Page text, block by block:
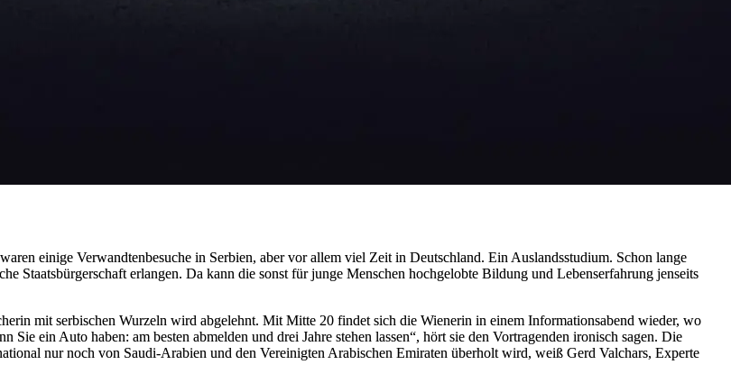
einige Verwandtenbesuche in Serbien, aber vor allem viel Zeit in Deutschland. Ein Auslandsstudium. Schon lange
Staatsbürgerschaft erlangen. Da kann die sonst für junge Menschen hochgelobte Bildung und Lebenserfahrung jenseits
mit serbischen Wurzeln wird abgelehnt. Mit Mitte 20 findet sich die Wienerin in einem Informationsabend wieder, wo
Sie ein Auto haben: am besten abmelden und drei Jahre stehen lassen“, hört sie den Vortragenden ironisch sagen. Die
nur noch von Saudi-Arabien und den Vereinigten Arabischen Emiraten überholt wird, weiß Gerd Valchars, Experte